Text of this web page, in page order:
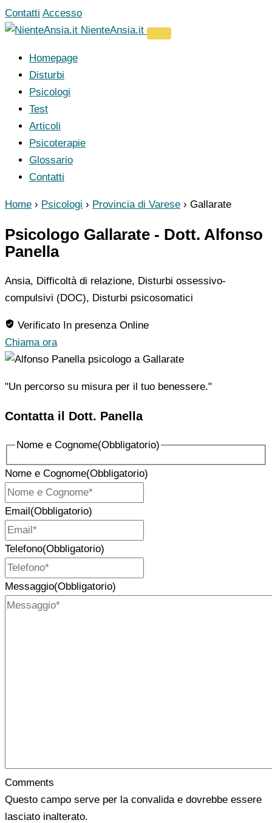
Vai
al
Contatti Accesso
NienteAnsia.it
Homepage
Disturbi
Psicologi
Test
Articoli
Psicoterapie
Glossario
Contatti
Home › Psicologi › Provincia di Varese › Gallarate
Psicologo Gallarate - Dott. Alfonso
Panella
Ansia, Difficoltà di relazione, Disturbi ossessivo-
compulsivi (DOC), Disturbi psicosomatici
Verificato In presenza Online
Chiama ora
"Un percorso su misura per il tuo benessere."
Contatta il Dott. Panella
Nome e Cognome(Obbligatorio)
Nome e Cognome(Obbligatorio)
Email(Obbligatorio)
Telefono(Obbligatorio)
Messaggio(Obbligatorio)
Comments
Questo campo serve per la convalida e dovrebbe essere
lasciato inalterato.